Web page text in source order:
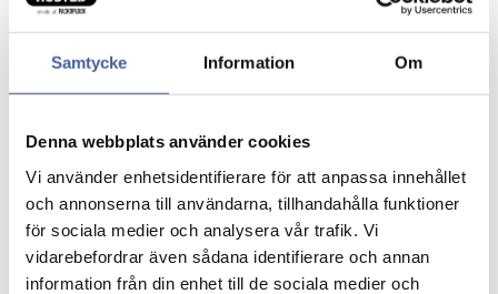
Samtycke Information Om
Denna webbplats använder cookies
Vi använder enhetsidentifierare för att anpassa innehållet
och annonserna till användarna, tillhandahålla funktioner
för sociala medier och analysera vår trafik. Vi
vidarebefordrar även sådana identifierare och annan
information från din enhet till de sociala medier och
Blanketkasse
Udstanset kasse med selvlåsende låg.
Velegnet til blanketter i A4 samt til blanketter med talon
på kortsiden.
Stabilt et-lags-bølgepap. Hvid på ydersiden, brun
indvendigt.
Sælges i hele pakker, prissættes pr. stk. Formatet angiver
kassens indvendige mål L x B x H.